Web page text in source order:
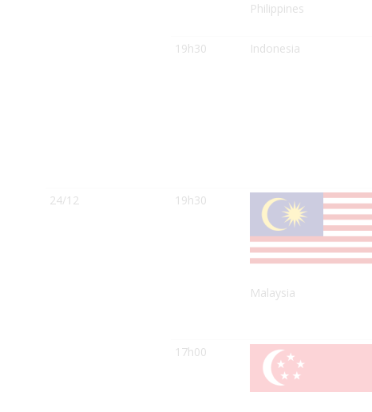
Philippines
19h30 Indonesia
24/12 19h30
Malaysia
17h00